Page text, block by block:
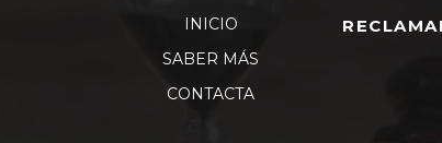
INICIO
SABER MÁS
CONTACTA